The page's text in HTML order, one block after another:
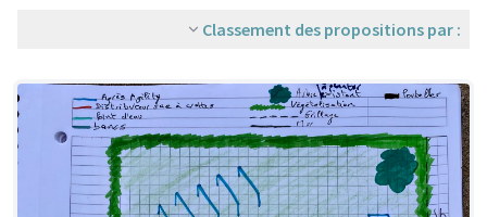
Classement des propositions par :